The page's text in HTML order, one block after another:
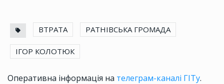
ВТРАТА РАТНІВСЬКА ГРОМАДА
ІГОР КОЛОТЮК
Оперативна інформація на телеграм-каналі ГІТу.